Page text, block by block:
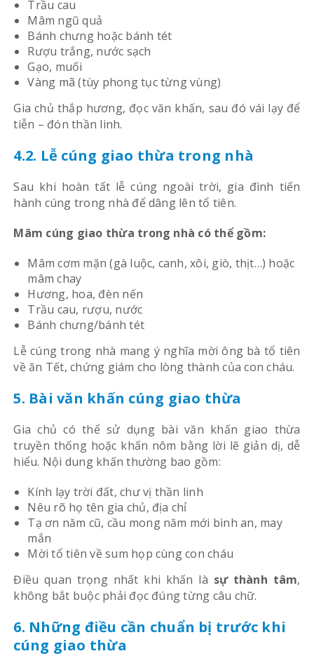
Trầu cau
Mâm ngũ quả
Bánh chưng hoặc bánh tét
Rượu trắng, nước sạch
Gạo, muối
Vàng mã (tùy phong tục từng vùng)
Gia chủ thắp hương, đọc văn khấn, sau đó vái lạy để
tiễn – đón thần linh.
4.2. Lễ cúng giao thừa trong nhà
Sau khi hoàn tất lễ cúng ngoài trời, gia đình tiến
hành cúng trong nhà để dâng lên tổ tiên.
Mâm cúng giao thừa trong nhà có thể gồm:
Mâm cơm mặn (gà luộc, canh, xôi, giò, thịt…) hoặc
mâm chay
Hương, hoa, đèn nến
Trầu cau, rượu, nước
Bánh chưng/bánh tét
Lễ cúng trong nhà mang ý nghĩa mời ông bà tổ tiên
về ăn Tết, chứng giám cho lòng thành của con cháu.
5. Bài văn khấn cúng giao thừa
Gia chủ có thể sử dụng bài văn khấn giao thừa
truyền thống hoặc khấn nôm bằng lời lẽ giản dị, dễ
hiểu. Nội dung khấn thường bao gồm:
Kính lạy trời đất, chư vị thần linh
Nêu rõ họ tên gia chủ, địa chỉ
Tạ ơn năm cũ, cầu mong năm mới bình an, may
mắn
Mời tổ tiên về sum họp cùng con cháu
Điều quan trọng nhất khi khấn là sự thành tâm,
không bắt buộc phải đọc đúng từng câu chữ.
6. Những điều cần chuẩn bị trước khi
cúng giao thừa